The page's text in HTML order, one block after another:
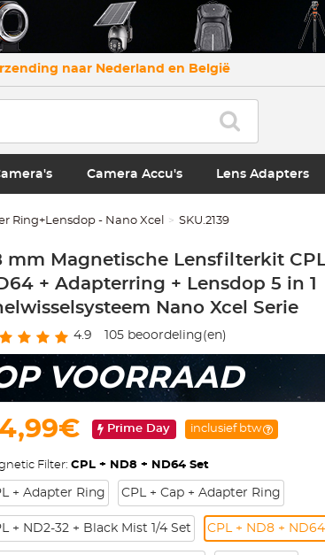
naar Nederland en België
Camera Accu's Lens Adapters
Ring+Lensdop - Nano Xcel SKU.2139
mm Magnetische Lensfilterkit
+ Adapterring + Lensdop 5 in 1
Nano Xcel Serie
4.9 105beoordeling(en)
VOORRAAD
Prime Day inclusief btw
Filter: CPL + ND8 + ND64 Set
+ Adapter Ring CPL + Cap + Adapter Ring
+ ND2-32 + Black Mist 1/4 Set CPL + ND8 +